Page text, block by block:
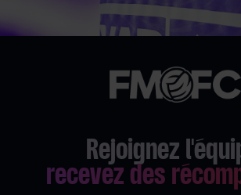
Rejoignez
recevez des